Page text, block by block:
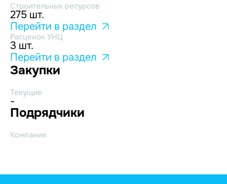
Строительных ресурсов
275 шт.
Перейти в раздел
Расценок УНЦ
3 шт.
Перейти в раздел
Закупки
Текущие
-
Подрядчики
Компания